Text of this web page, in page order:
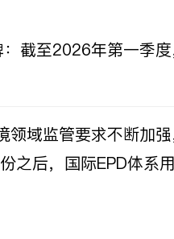
截至2026年第一季
域监管要求不断加
后，国际EPD体系